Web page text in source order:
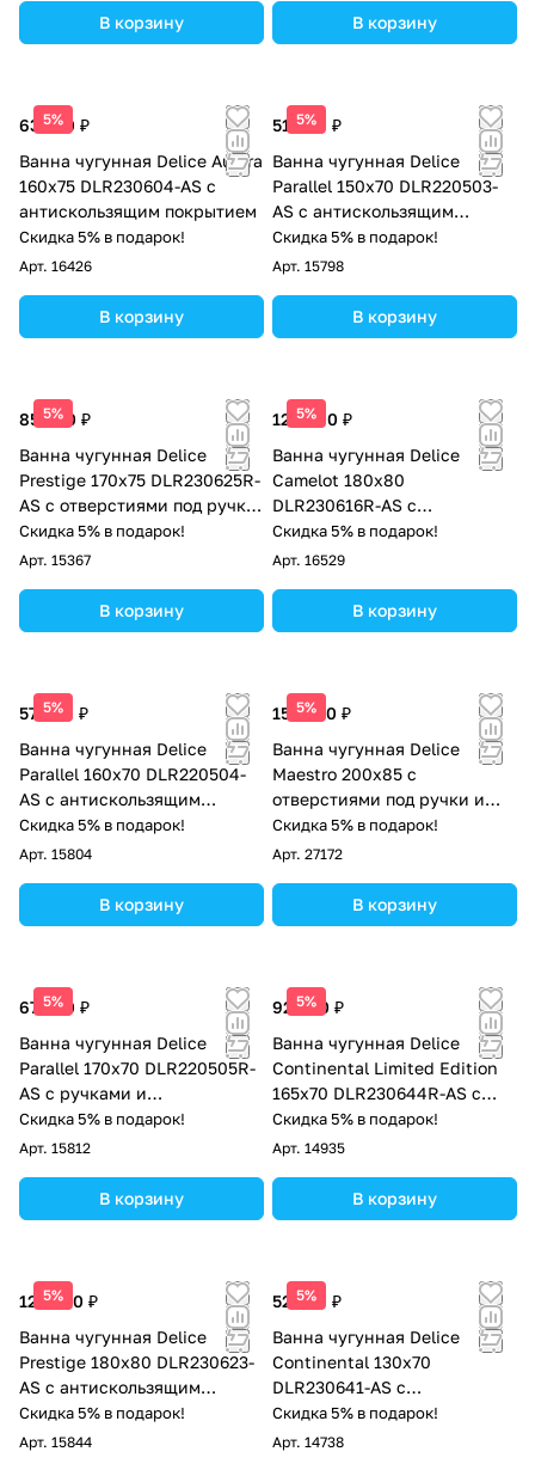
В корзину В корзину
5%
63 500 ₽
Ванна чугунная Delice Aurora
160х75 DLR230604-AS с
антискользящим покрытием
Скидка 5% в подарок!
Арт. 16426
В корзину
5%
51 000 ₽
Ванна чугунная Delice
Parallel 150х70 DLR220503-
AS с антискользящим
покрытием
Скидка 5% в подарок!
Арт. 15798
В корзину
5%
85 000 ₽
Ванна чугунная Delice
Prestige 170х75 DLR230625R-
AS с отверстиями под ручки
и антискользящим
покрытием
Скидка 5% в подарок!
Арт. 15367
В корзину
5%
128 000 ₽
Ванна чугунная Delice
Camelot 180х80
DLR230616R-AS с
отверстиями под ручки и
антискользящим покрытием
Скидка 5% в подарок!
Арт. 16529
В корзину
5%
57 000 ₽
Ванна чугунная Delice
Parallel 160х70 DLR220504-
AS с антискользящим
покрытием
Скидка 5% в подарок!
Арт. 15804
В корзину
5%
152 000 ₽
Ванна чугунная Delice
Maestro 200х85 с
отверстиями под ручки и
антискользящим покрытием
DLR230646R-AS
Скидка 5% в подарок!
Арт. 27172
В корзину
5%
67 000 ₽
Ванна чугунная Delice
Parallel 170х70 DLR220505R-
AS с ручками и
антискользящим покрытием
Скидка 5% в подарок!
Арт. 15812
В корзину
5%
92 000 ₽
Ванна чугунная Delice
Continental Limited Edition
165х70 DLR230644R-AS с
отверстиями под ручки и
антискользящим покрытием
Скидка 5% в подарок!
Арт. 14935
В корзину
5%
125 000 ₽
Ванна чугунная Delice
Prestige 180х80 DLR230623-
AS с антискользящим
покрытием
Скидка 5% в подарок!
Арт. 15844
5%
52 500 ₽
Ванна чугунная Delice
Continental 130х70
DLR230641-AS с
антискользящим покрытием
Скидка 5% в подарок!
Арт. 14738